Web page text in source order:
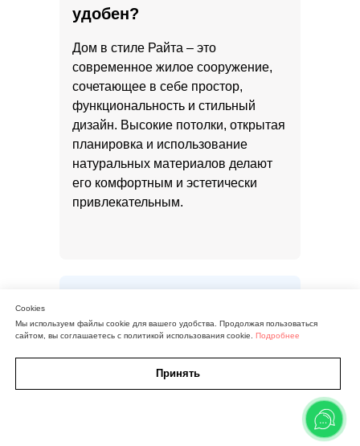
влияют на стоимость
строительства дома в
стиле Райта?
удобен?
Дом в стиле Райта – это
современное жилое сооружение,
сочетающее в себе простор,
функциональность и стильный
дизайн. Высокие потолки, открытая
планировка и использование
натуральных материалов делают
его комфортным и эстетически
привлекательным.
Cookies
Мы используем файлы cookie для вашего удобства. Продолжая пользоваться
сайтом, вы соглашаетесь с политикой использования cookie. Подробнее
Принять